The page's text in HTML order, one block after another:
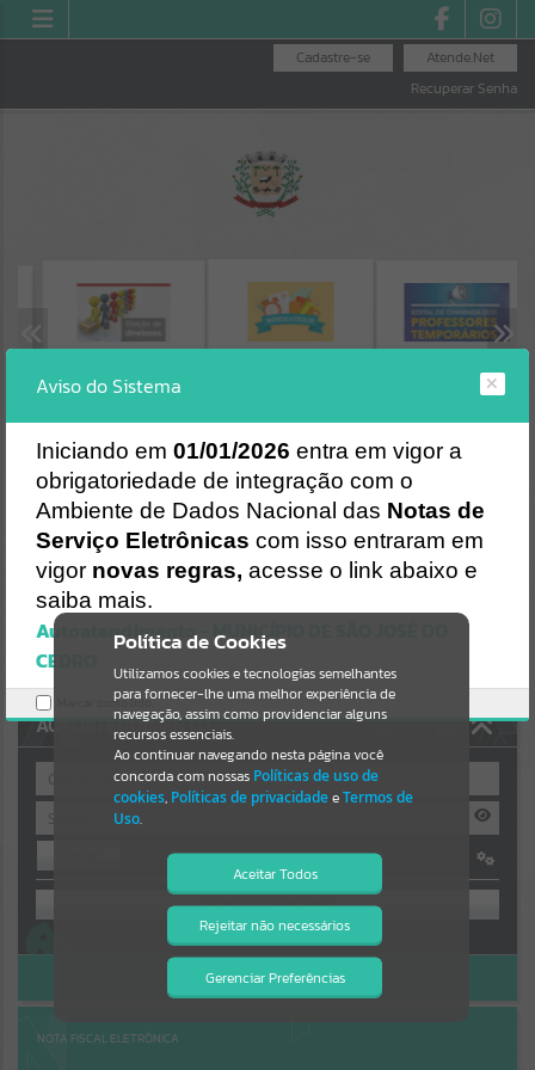
Atende.Net
Cadastre-se
Recuperar Senha
ELEIÇÃO DE
DIRETORES
2026
EDITAIS EDUCAÇÃO
(CHAMAMENTOS)
Resultados para""
Portais
Por favor, aguarde...
NOTÍCIAS
Por favor, aguarde...
Por favor, aguarde...
AUTOATENDIMENTO
OU
Cadastre-se|Recuperar Senha
ACESSAR SEM LOGIN
NOTA FISCAL ELETRÔNICA
Política de Cookies
Utilizamos cookies e tecnologias semelhantes
para fornecer-lhe uma melhor experiência de
navegação, assim como providenciar alguns
recursos essenciais.
Ao continuar navegando nesta página você
concorda com nossas Políticas de uso de
cookies, Políticas de privacidadeeTermos de
Uso.
Aceitar Todos
Rejeitar não necessários
Gerenciar Preferências
Isto significa que diversos recursos
providenciados poderão não estar
Aviso do Sistema
Iniciando em 01/01/2026 entra em vigor a
obrigatoriedade de integração com o
Ambiente de Dados Nacional das Notas de
Serviço Eletrônicas com isso entraram em
vigor novas regras, acesse o link abaixo e
saiba mais.
Autoatendimento - MUNICÍPIO DE SÃO JOSÉ DO
CEDRO
Marcar como lido.
Erro
Gerenciamento do Sistema
CÓDIGO DA MENSAGEM:EST-000040
Ocorreu um erro de script:
Uncaught SyntaxError: Unexpected token '('
https://saojosedocedro.atende.net/https:/saojosedocedro.atende.net
/cidadao/pagina/prefeito-
municipal/autoatendimento/servicos/emissao-do-recibo-de-
pagamento/detalhar/static/bundle/wpo_index_2_base_l2_portal_ed
itores_sync_23ddad3d3a379f2cab0beb2e53c3958b.js?
v=6a43ac0a:47
Verificar Mais Detalhes
OK